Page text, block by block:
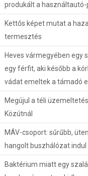
produkált a használtautó-
Kettős képet mutat a
termesztés
Heves vármegyében egy
egy férfit, aki később a
vádat emeltek a támadó
Megújul a téli
Közútnál
MÁV-csoport: sűrűbb,
hangolt buszhálózat
Baktérium miatt egy